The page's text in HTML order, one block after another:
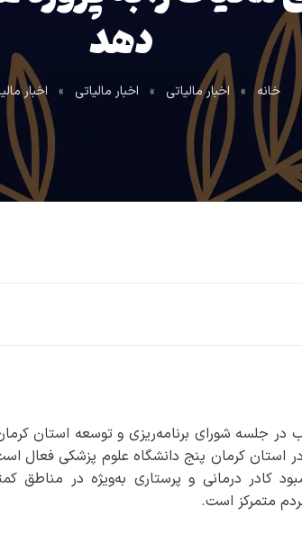
دهد
خانه » اخبار مالیاتی » اخبار مالیاتی » اخبار
جلسه شورای برنامه‌ریزی و توسعه استان
استان کرمان پنج دانشگاه علوم پزشکی فعال
کادر درمانی و پرستاری به‌ویژه در مناطق
متمرکز است.